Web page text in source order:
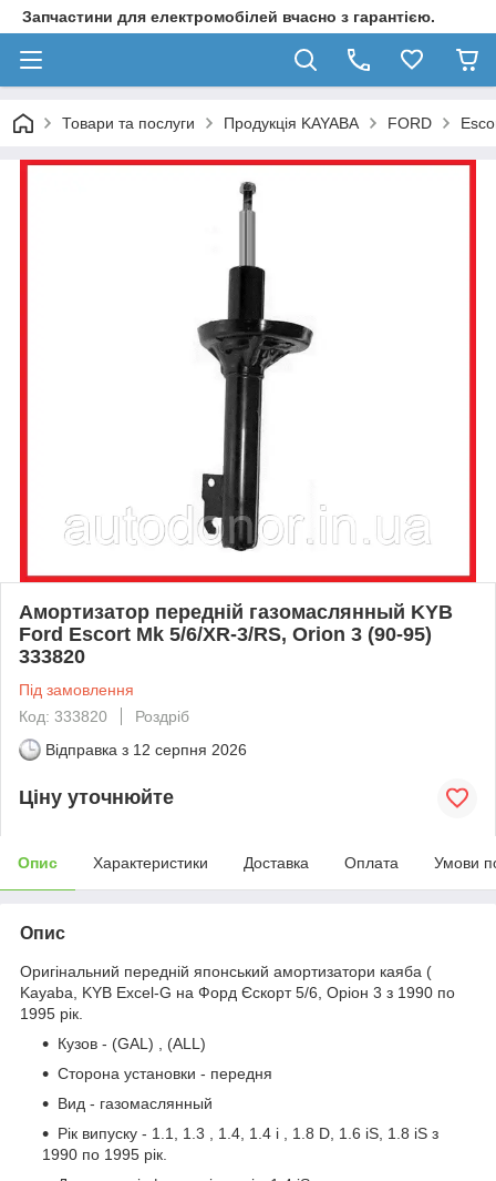
Запчастини для електромобілей вчасно з гарантією.
Товари та послуги Продукція KAYABA FORD
Амортизатор передній газомаслянный KYB
Ford Escort Mk 5/6/XR-3/RS, Orion 3 (90-95)
333820
Під замовлення
Код: 333820
Роздріб
Відправка з 12 серпня 2026
Ціну уточнюйте
Опис Характеристики Доставка Оплата Умови
Опис
Оригінальний передній японський амортизатори каяба (
Kayaba, KYB Excel-G на Форд Єскорт 5/6, Оріон 3 з 1990 по
1995 рік.
Кузов - (GAL) , (ALL)
Сторона установки - передня
Вид - газомаслянный
Рік випуску - 1.1, 1.3 , 1.4, 1.4 i , 1.8 D, 1.6 iS, 1.8 iS з
1990 по 1995 рік.